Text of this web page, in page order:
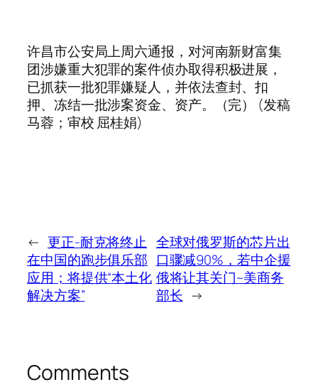
许昌市公安局上周六通报，对河南新财富集
团涉嫌重大犯罪的案件侦办取得积极进展，
已抓获一批犯罪嫌疑人，并依法查封、扣
押、冻结一批涉案资金、资产。（完） (发稿
马蓉；审校 屈桂娟)
← 更正-耐克将终止
在中国的跑步俱乐部
应用；将提供“本土化
解决方案”
全球对俄罗斯的芯片出
口骤减90%，若中企援
俄将让其关门–美商务
部长 →
Comments